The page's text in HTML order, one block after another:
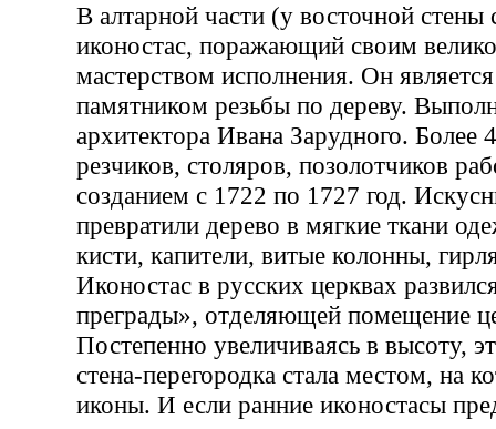
В алтарной части (у восточной стены
иконостас, поражающий своим
мастерством исполнения. Он
памятником резьбы по дереву.
архитектора Ивана Зарудного. Более
резчиков, столяров, позолотчиков
созданием с 1722 по 1727 год.
превратили дерево в мягкие ткани
кисти, капители, витые колонны,
Иконостас в русских церквах
преграды», отделяющей помещение
Постепенно увеличиваясь в высоту,
стена-перегородка стала местом, на
иконы. И если ранние иконостасы